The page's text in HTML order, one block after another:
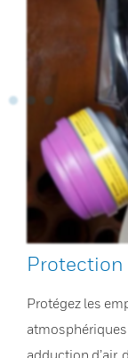
Protection
Protégez les
adduction d’air,